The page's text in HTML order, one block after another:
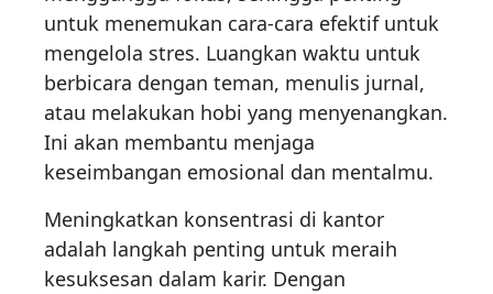
untuk menemukan cara-cara efektif untuk
mengelola stres. Luangkan waktu untuk
berbicara dengan teman, menulis jurnal,
atau melakukan hobi yang menyenangkan.
Ini akan membantu menjaga
keseimbangan emosional dan mentalmu.
Meningkatkan konsentrasi di kantor
adalah langkah penting untuk meraih
kesuksesan dalam karir. Dengan